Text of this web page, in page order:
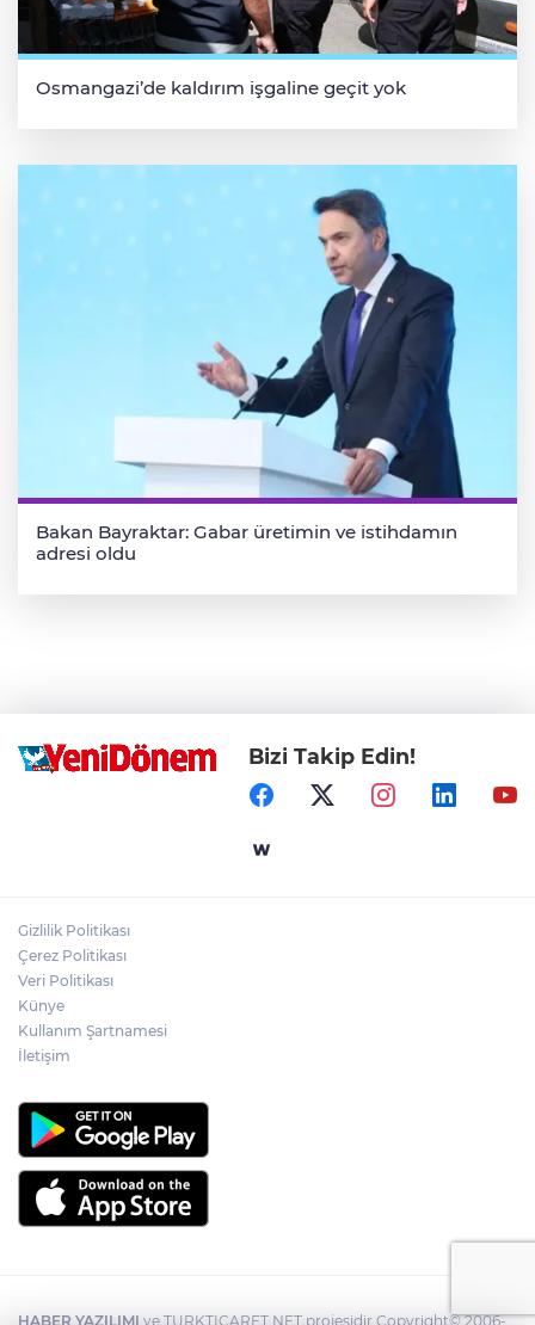
Osmangazi’de kaldırım işgaline geçit yok
Bakan Bayraktar: Gabar üretimin ve istihdamın
adresi oldu
Bizi Takip Edin!
Gizlilik Politikası
Çerez Politikası
Veri Politikası
Künye
Kullanım Şartnamesi
İletişim
HABER YAZILIMI ve TURKTICARET.NET projesidir Copyright© 2006-